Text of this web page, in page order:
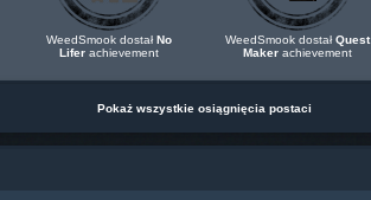
WeedSmook dostał No
Lifer achievement
WeedSmook dostał Quest
Maker achievement
Pokaż wszystkie osiągnięcia postaci